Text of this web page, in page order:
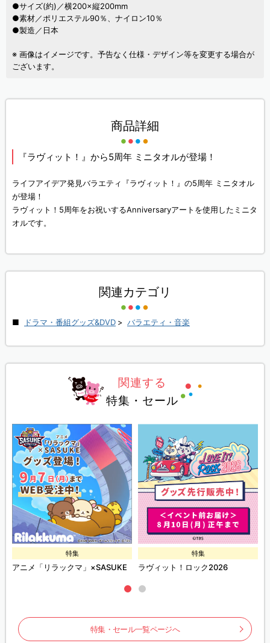
●サイズ(約)／横200×縦200mm
●素材／ポリエステル90％、ナイロン10％
●製造／日本
※ 画像はイメージです。予告なく仕様・デザイン等を変更する場合が
ございます。
商品詳細
『ラヴィット！』から5周年 ミニタオルが登場！
ライフアイデア発見バラエティ『ラヴィット！』の5周年 ミニタオル
が登場！
ラヴィット！5周年をお祝いするAnniversaryアートを使用したミニタ
オルです。
関連カテゴリ
ドラマ・番組グッズ&DVD > バラエティ・音楽
関連する
特集・セール
特集
アニメ「リラックマ」×SASUKE
特集
ラヴィット！ロック2026
特集・セール一覧ページへ